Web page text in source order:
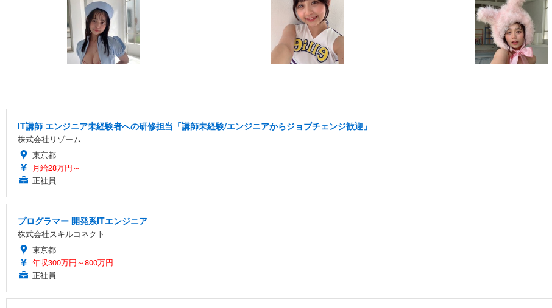
IT講師 エンジニア未経験者への研修担当「講師未経験/エンジニアからジョブチェンジ歓迎」
株式会社リゾーム
東京都
月給28万円～
正社員
プログラマー 開発系ITエンジニア
株式会社スキルコネクト
東京都
年収300万円～800万円
正社員